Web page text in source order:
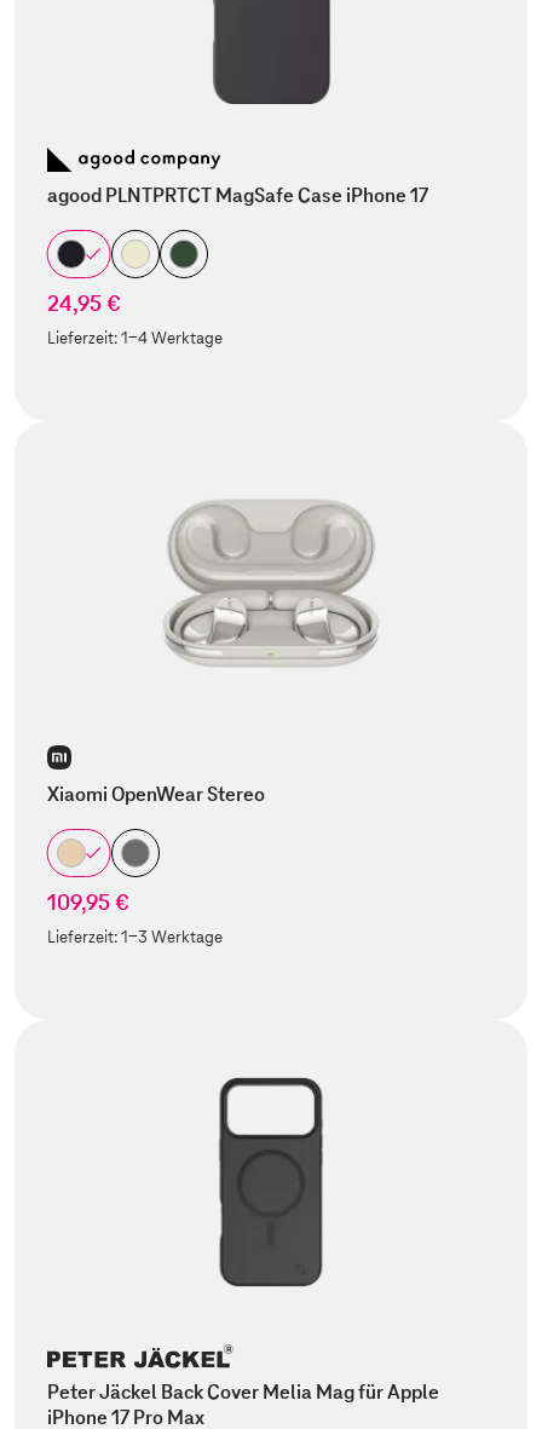
agood PLNTPRTCT MagSafe Case iPhone 17
24,95 €
Lieferzeit:1-4 Werktage
Xiaomi OpenWear Stereo
109,95 €
Lieferzeit:1-3 Werktage
Peter Jäckel Back Cover Melia Mag für Apple
iPhone 17 Pro Max